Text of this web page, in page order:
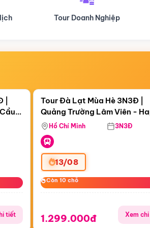
Du lịch Hành Hương
tiết
Còn06 ngày 06:25:56
Tour Đà Lạt Mùa Hè 3N3Đ |
Quảng Trường Lâm Viên -
Hill - Puppy Farm
Hồ Chí Minh 3N3Đ
13/08
Còn 10 chỗ
Còn 10 chỗ
1.299.000đ Xem